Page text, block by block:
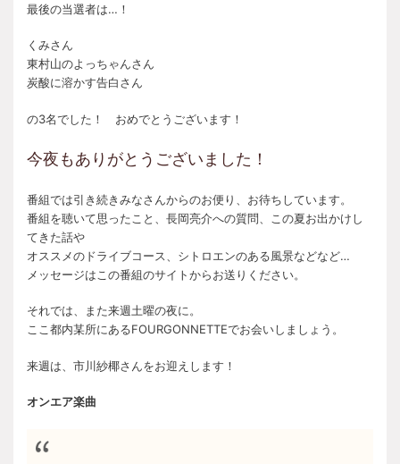
最後の当選者は…！
くみさん
東村山のよっちゃんさん
炭酸に溶かす告白さん
の3名でした！ おめでとうございます！
今夜もありがとうございました！
番組では引き続きみなさんからのお便り、お待ちしています。
番組を聴いて思ったこと、長岡亮介への質問、この夏お出かけし
てきた話や
オススメのドライブコース、シトロエンのある風景などなど…
メッセージはこの番組のサイトからお送りください。
それでは、また来週土曜の夜に。
ここ都内某所にあるFOURGONNETTEでお会いしましょう。
来週は、市川紗椰さんをお迎えします！
オンエア楽曲